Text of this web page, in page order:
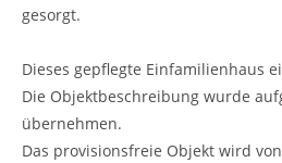
gesorgt.
Dieses gepflegte Einfamilienhaus
Die Objektbeschreibung wurde
übernehmen.
Das provisionsfreie Objekt wird